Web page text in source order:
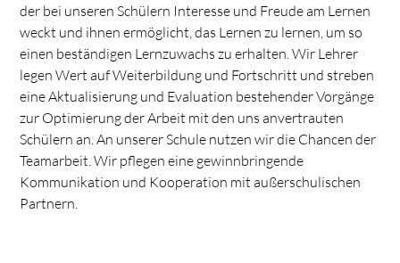
der bei unseren Schülern Interesse und Freude am Lernen
weckt und ihnen ermöglicht, das Lernen zu lernen, um so
einen beständigen Lernzuwachs zu erhalten. Wir Lehrer
legen Wert auf Weiterbildung und Fortschritt und streben
eine Aktualisierung und Evaluation bestehender Vorgänge
zur Optimierung der Arbeit mit den uns anvertrauten
Schülern an. An unserer Schule nutzen wir die Chancen der
Teamarbeit. Wir pflegen eine gewinnbringende
Kommunikation und Kooperation mit außerschulischen
Partnern.